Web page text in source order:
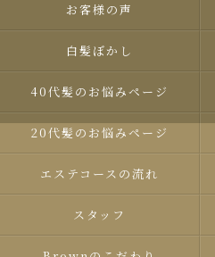
お客様の声
白髪ぼかし
40代髪のお悩みページ
20代髪のお悩みページ
エステコースの流れ
スタッフ